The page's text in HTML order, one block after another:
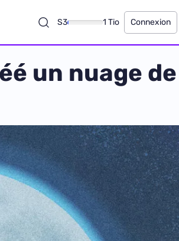
S3 1 Tio Connexion
un nuage de